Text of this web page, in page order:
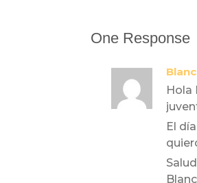
One Response
Hola
El